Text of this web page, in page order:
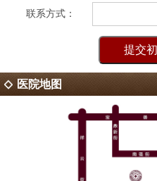
联系方式：
医院地图